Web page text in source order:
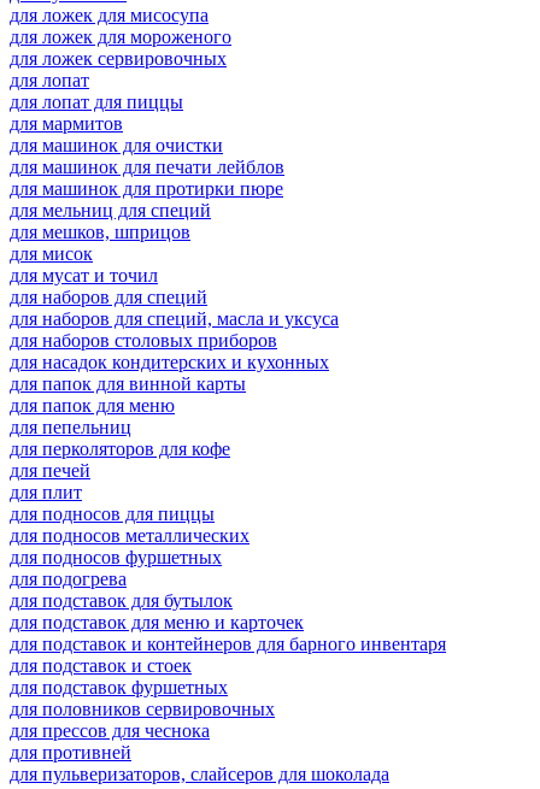
для ложек для мисосупа
для ложек для мороженого
для ложек сервировочных
для лопат
для лопат для пиццы
для мармитов
для машинок для очистки
для машинок для печати лейблов
для машинок для протирки пюре
для мельниц для специй
для мешков, шприцов
для мисок
для мусат и точил
для наборов для специй
для наборов для специй, масла и уксуса
для наборов столовых приборов
для насадок кондитерских и кухонных
для папок для винной карты
для папок для меню
для пепельниц
для перколяторов для кофе
для печей
для плит
для подносов для пиццы
для подносов металлических
для подносов фуршетных
для подогрева
для подставок для бутылок
для подставок для меню и карточек
для подставок и контейнеров для барного инвентаря
для подставок и стоек
для подставок фуршетных
для половников сервировочных
для прессов для чеснока
для противней
для пульверизаторов, слайсеров для шоколада